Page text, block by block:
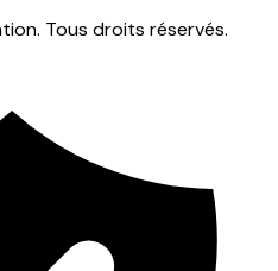
Tous droits réservés.